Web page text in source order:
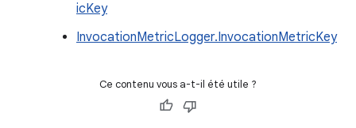
icKey
InvocationMetricLogger.InvocationMetricKey
Ce contenu vous a-t-il été utile ?